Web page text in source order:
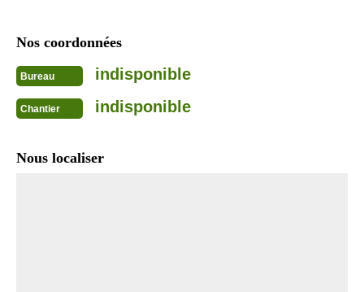
Nos coordonnées
Bureau indisponible
Chantier indisponible
Nous localiser